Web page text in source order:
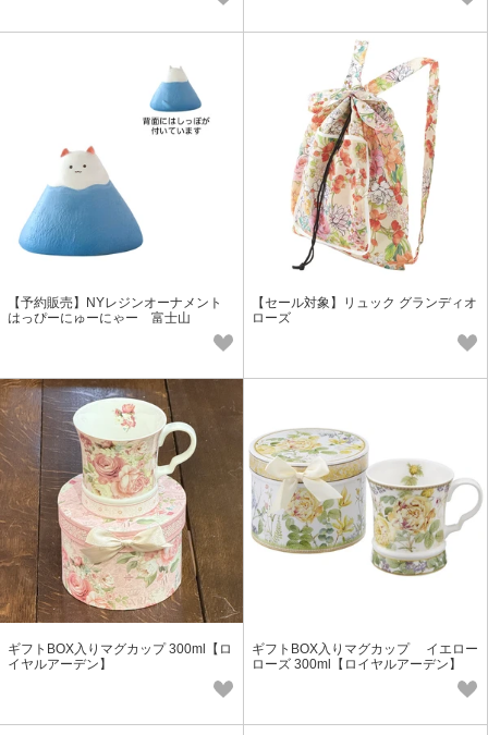
【予約販売】NYレジンオーナメント
はっぴーにゅーにゃー 富士山
【セール対象】リュック グランディオ
ローズ
ギフトBOX入りマグカップ 300ml【ロ
イヤルアーデン】
ギフトBOX入りマグカップ イエロー
ローズ 300ml【ロイヤルアーデン】